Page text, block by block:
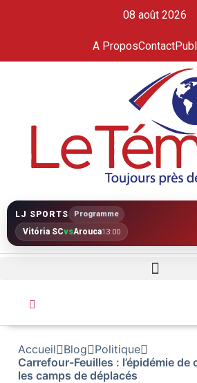
08 août 2026
A ProposContact
LJ SPORTS Programme
Vitória SCvsArouca13:00
Accueil Blog
Politique
Carrefour-Feuilles : l’épidémie
les camps de déplacés